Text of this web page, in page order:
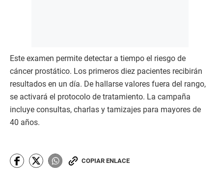
Este examen permite detectar a tiempo el riesgo de
cáncer prostático. Los primeros diez pacientes recibirán
resultados en un día. De hallarse valores fuera del rango,
se activará el protocolo de tratamiento. La campaña
incluye consultas, charlas y tamizajes para mayores de
40 años.
COPIAR ENLACE